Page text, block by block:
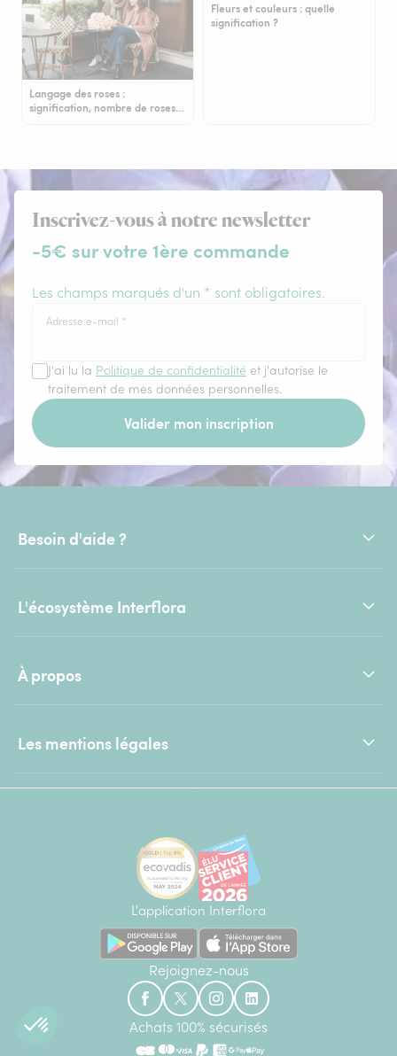
Langage des roses :
signification, nombre de roses…
Fleurs et couleurs : quelle
signification ?
Inscrivez-vous à notre newsletter
-5€ sur votre 1ère commande
Les champs marqués d'un * sont obligatoires.
Adresse e-mail *
J'ai lu la Politique de confidentialité et j'autorise le
traitement de mes données personnelles.
Valider mon inscription
Besoin d'aide ?
L'écosystème Interflora
À propos
Les mentions légales
L'application Interflora
Rejoignez-nous
Achats 100% sécurisés